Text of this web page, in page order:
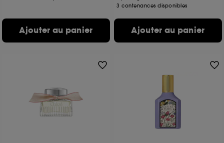
Ajouter au panier
3 contenances disponibles
Ajouter au panier